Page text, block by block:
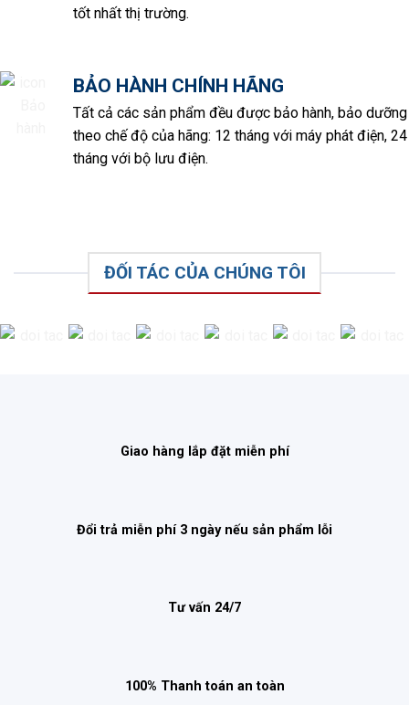
tốt nhất thị trường.
BẢO HÀNH CHÍNH HÃNG
Tất cả các sản phẩm đều được bảo hành, bảo dưỡng
theo chế độ của hãng: 12 tháng với máy phát điện, 24
tháng với bộ lưu điện.
ĐỐI TÁC CỦA CHÚNG TÔI
Giao hàng lắp đặt miễn phí
Đổi trả miễn phí 3 ngày nếu sản phẩm lỗi
Tư vấn 24/7
100% Thanh toán an toàn